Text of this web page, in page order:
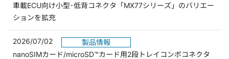
車載ECU向け小型･低背コネクタ「MX77シリーズ」のバリエー
ションを拡充
2026/07/02
製品情報
nanoSIMカード/microSD™カード用2段トレイコンボコネクタ